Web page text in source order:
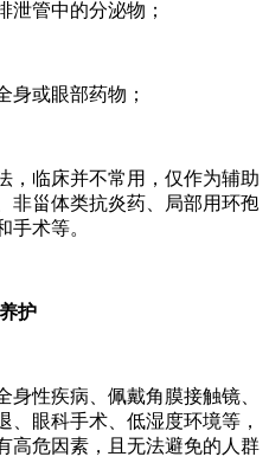
管中的分泌物；
或眼部药物；
临床并不常用，仅作为辅助
非甾体类抗炎药、局部用环孢
手术等。
护
性疾病、佩戴角膜接触镜、
眼科手术、低湿度环境等，
高危因素，且无法避免的人群